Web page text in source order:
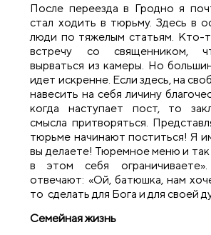
После переезда в Гродно я
стал ходить в тюрьму. Здесь в
люди по тяжелым статьям. Кто-
встречу со священником,
вырваться из камеры. Но
идет искренне. Если здесь, на
навесить на себя личину
когда наступает пост, то
смысла притворяться.
тюрьме начинают поститься! Я
вы делаете! Тюремное меню и так
в этом себя
отвечают: «Ой, батюшка, нам
то сделать для Бога и для своей
Семейная жизнь